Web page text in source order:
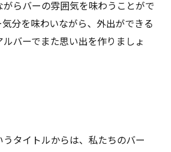
らバーの雰囲気を味わうことがで
分を味わいながら、外出ができる
バーでまた思い出を作りましょ
タイトルからは、私たちのバー